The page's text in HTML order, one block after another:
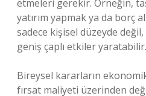
etmeleri gerekir. Örneğin,
yatırım yapmak ya da borç
sadece kişisel düzeyde
geniş çaplı etkiler yaratabilir.
Bireysel kararların
fırsat maliyeti üzerinden